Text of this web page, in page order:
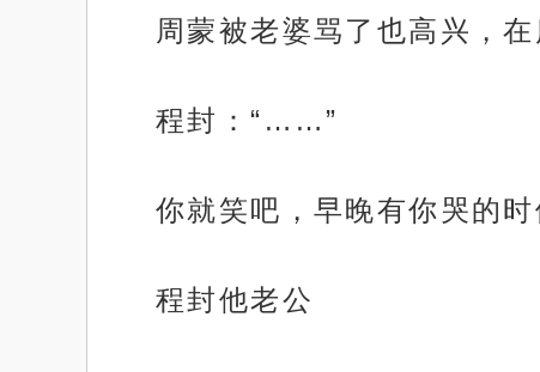
周蒙被老婆骂了也高兴，
程封：“……”
你就笑吧，早晚有你哭的时
程封他老公